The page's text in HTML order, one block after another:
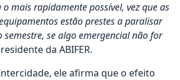
mais rapidamente possível, vez que as
estão prestes a paralisar
semestre, se algo emergencial não for
da ABIFER.
ele afirma que o efeito